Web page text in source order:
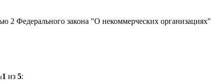
2 Федерального закона "О некоммерческих организациях"
1 из 5: